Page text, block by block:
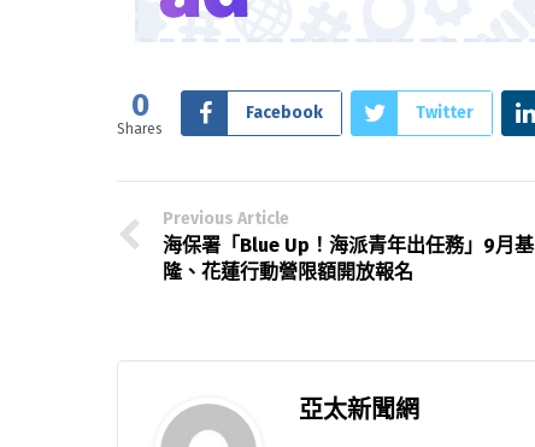
0
Shares
Facebook Twitter
Previous Article
海保署「Blue Up！海派青年出任務」9月基
隆、花蓮行動營限額開放報名
亞太新聞網